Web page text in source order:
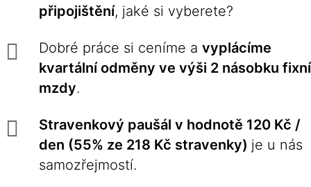
připojištění, jaké si vyberete?
Dobré práce si ceníme a vyplácíme
kvartální odměny ve výši 2 násobku fixní
mzdy.
Stravenkový paušál v hodnotě 120 Kč /
den (55% ze 218 Kč stravenky) je u nás
samozřejmostí.